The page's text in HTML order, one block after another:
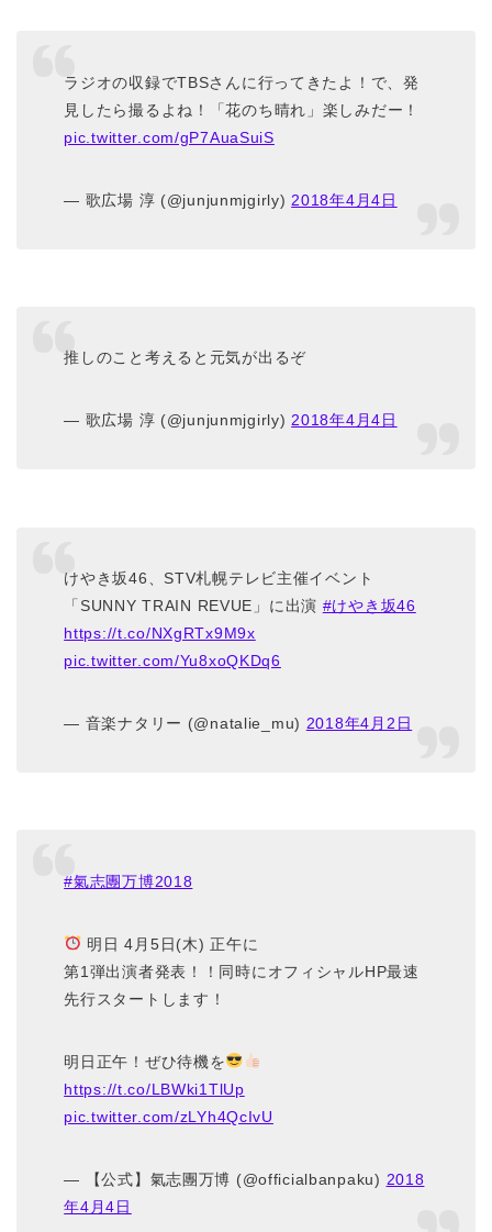
ラジオの収録でTBSさんに行ってきたよ！で、発
見したら撮るよね！「花のち晴れ」楽しみだー！
pic.twitter.com/gP7AuaSuiS
— 歌広場 淳 (@junjunmjgirly) 2018年4月4日
推しのこと考えると元気が出るぞ
— 歌広場 淳 (@junjunmjgirly)2018年4月4日
けやき坂46、STV札幌テレビ主催イベント
「SUNNY TRAIN REVUE」に出演 #けやき坂46
https://t.co/NXgRTx9M9x
pic.twitter.com/Yu8xoQKDq6
— 音楽ナタリー (@natalie_mu) 2018年4月2日
#氣志團万博2018
明日 4月5日(木) 正午に
第1弾出演者発表！！同時にオフィシャルHP最速
先行スタートします！
明日正午！ぜひ待機を
https://t.co/LBWki1TlUp
pic.twitter.com/zLYh4QcIvU
— 【公式】氣志團万博 (@officialbanpaku) 2018
年4月4日